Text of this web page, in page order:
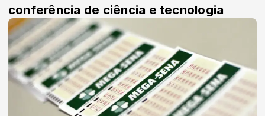
conferência de ciência e tecnologia